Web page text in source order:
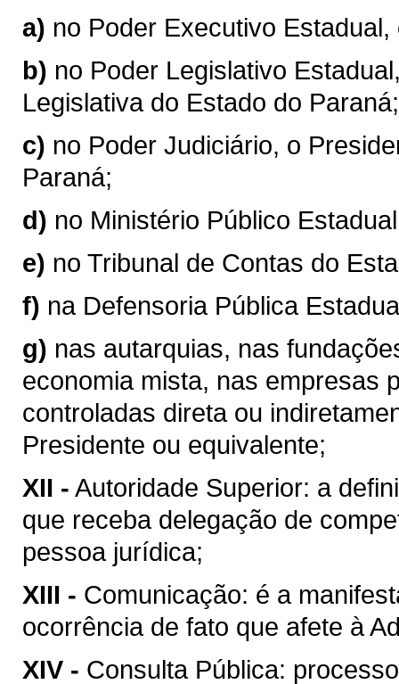
a) no Poder Executivo
b) no Poder Legislativo
Legislativa do Estado do Paraná;
c) no Poder Judiciário, o
Paraná;
d) no Ministério Público
e) no Tribunal de Contas do
f) na Defensoria Pública
g) nas autarquias, nas
economia mista, nas empresas
controladas direta ou
Presidente ou equivalente;
XII - Autoridade Superior: a
que receba delegação de
pessoa jurídica;
XIII - Comunicação: é a
ocorrência de fato que afete à
XIV - Consulta Pública: